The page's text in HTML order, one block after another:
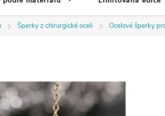
Šperky z chirurgické oceli Ocelové šperky